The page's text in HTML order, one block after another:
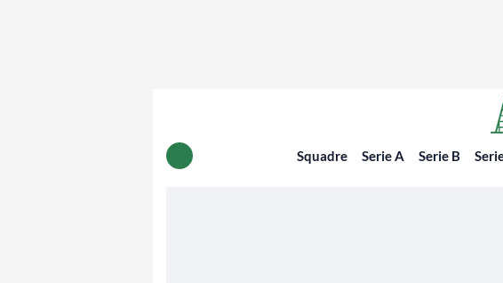
Squadre Serie A Serie B